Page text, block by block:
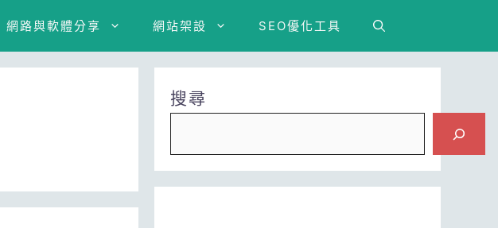
網路與軟體分享 網站架設 SEO優化工具
搜尋